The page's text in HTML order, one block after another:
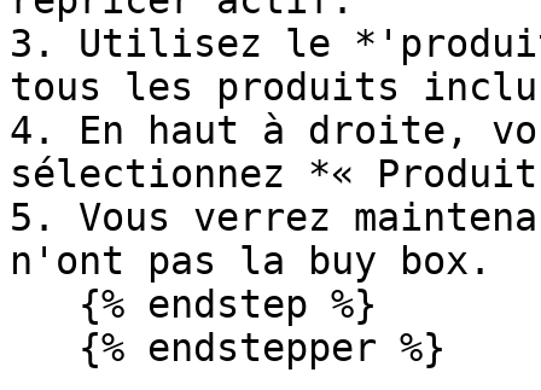
3. Utilisez le
tous les produits
4. En haut à droite,
sélectionnez *«
5. Vous verrez
n'ont pas la buy box.